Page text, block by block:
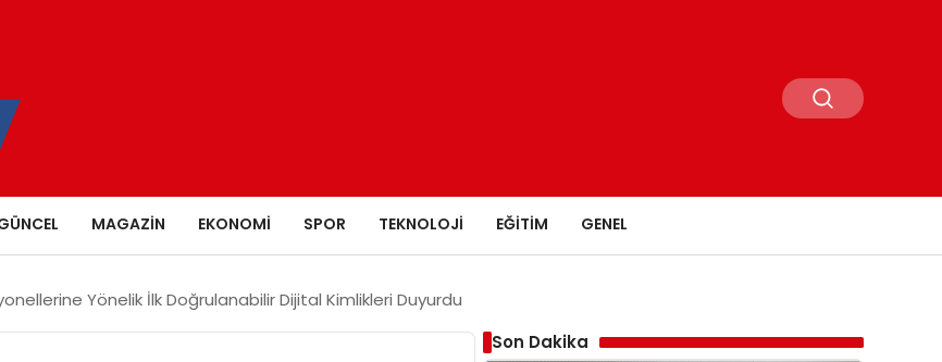
MAGAZIN EKONOMI SPOR TEKNOLOJI EĞITIM GENEL
Yönelik İlk Doğrulanabilir Dijital Kimlikleri Duyurdu
Son Dakika